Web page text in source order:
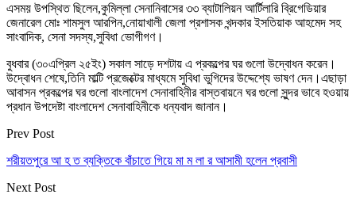
এসময় উপস্থিত ছিলেন,কুমিল্লা সেনানিবাসের ৩৩ ব্যাটালিয়ন আর্টিলারি ব্রিগেডিয়ার
জেনারেল মোঃ শামসুল আরপিন,নোয়াখালী জেলা প্রশাসক খন্দকার ইসতিয়াক আহমেদ সহ
সাংবাদিক, সেনা সদস্য,সুবিধা ভোগীগণ।
বুধবার (৩০এপ্রিল ২৫ইং) সকাল সাড়ে দশটায় এ প্রকল্পের ঘর গুলো উদ্বোধন করেন।
উদ্বোধন শেষে,তিনি মাল্টি প্রজেক্টের মাধ্যমে সুবিধা ভুগিদের উদ্দেশ্যে ভাষণ দেন।এছাড়া
আবাসন প্রকল্পের ঘর গুলো বাংলাদেশ সেনাবাহিনীর বাস্তবায়নে ঘর গুলো সু্ন্দর ভাবে হওয়ায়
প্রধান উপদেষ্টা বাংলাদেশ সেনাবাহিনীকে ধন্যবাদ জানান।
Prev Post
শরীয়তপুরে আ হ ত ব্যক্তিকে বাঁচাতে গিয়ে মা ম লা র আসামী হলেন প্রবাসী
Next Post